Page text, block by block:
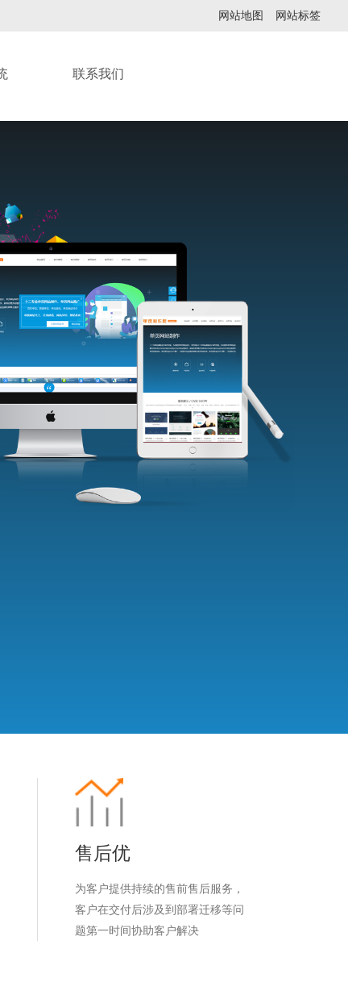
网站地图 网站标签
联系我们
售后优
为客户提供持续的售前售后服务，
客户在交付后涉及到部署迁移等问
题第一时间协助客户解决